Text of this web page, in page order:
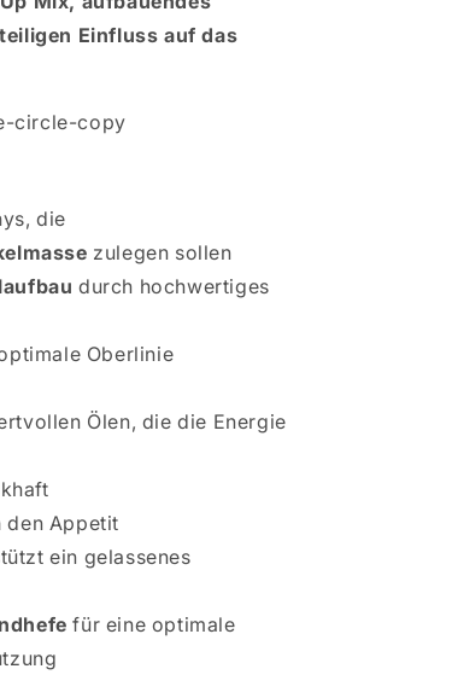
Einfluss auf das
die
zulegen sollen
durch hochwertiges
Oberlinie
Ölen, die die Energie
den Appetit
ein gelassenes
für eine optimale